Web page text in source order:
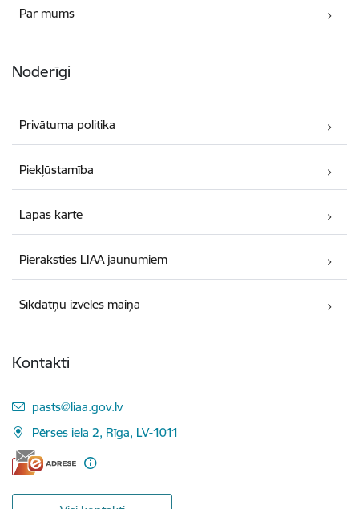
Par mums
Noderīgi
Privātuma politika
Piekļūstamība
Lapas karte
Pieraksties LIAA jaunumiem
Sīkdatņu izvēles maiņa
Kontakti
E-pasts:
pasts@liaa.gov.lv
Pērses iela 2, Rīga, LV-1011